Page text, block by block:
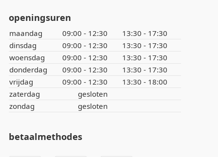
openingsuren
maandag 09:00 - 12:30
13:30 - 17:30
dinsdag
09:00 - 12:30
13:30 - 17:30
woensdag
09:00 - 12:30
13:30 - 17:30
donderdag
09:00 - 12:30
13:30 - 17:30
vrijdag
09:00 - 12:30
13:30 - 18:00
zaterdag
gesloten
zondag
gesloten
betaalmethodes